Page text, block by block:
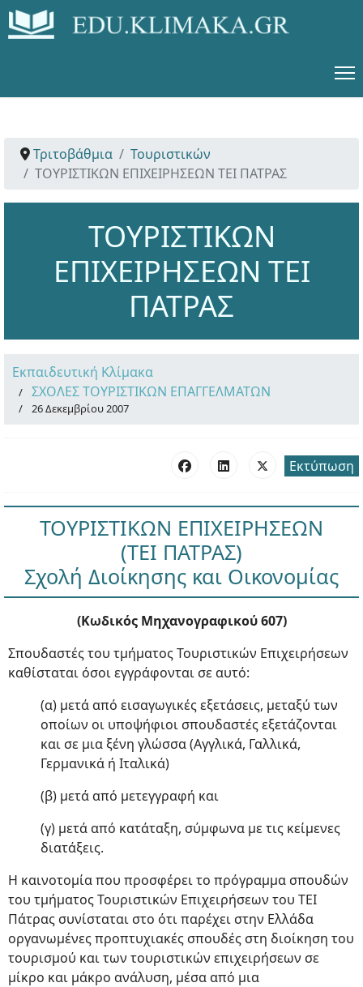
Τριτοβάθμια
Τουριστικών
ΤΟΥΡΙΣΤΙΚΩΝ ΕΠΙΧΕΙΡΗΣΕΩΝ ΤΕΙ ΠΑΤΡΑΣ
ΤΟΥΡΙΣΤΙΚΩΝ
ΕΠΙΧΕΙΡΗΣΕΩΝ ΤΕΙ
ΠΑΤΡΑΣ
Εκπαιδευτική Κλίμακα
ΣΧΟΛΕΣ ΤΟΥΡΙΣΤΙΚΩΝ ΕΠΑΓΓΕΛΜΑΤΩΝ
26 Δεκεμβρίου 2007
Εκτύπωση
ΤΟΥΡΙΣΤΙΚΩΝ ΕΠΙΧΕΙΡΗΣΕΩΝ
(ΤΕΙ ΠΑΤΡΑΣ)
Σχολή Διοίκησης και Οικονομίας
(Κωδικός Μηχανογραφικού 607)
Σπουδαστές του τμήματος Τουριστικών Επιχειρήσεων
καθίσταται όσοι εγγράφονται σε αυτό:
(α) μετά από εισαγωγικές εξετάσεις, μεταξύ των
οποίων οι υποψήφιοι σπουδαστές εξετάζονται
και σε μια ξένη γλώσσα (Αγγλικά, Γαλλικά,
Γερμανικά ή Ιταλικά)
(β) μετά από μετεγγραφή και
(γ) μετά από κατάταξη, σύμφωνα με τις κείμενες
διατάξεις.
Η καινοτομία που προσφέρει το πρόγραμμα σπουδών
του τμήματος Τουριστικών Επιχειρήσεων του ΤΕΙ
Πάτρας συνίσταται στο ότι παρέχει στην Ελλάδα
οργανωμένες προπτυχιακές σπουδές στη διοίκηση του
τουρισμού και των τουριστικών επιχειρήσεων σε
μίκρο και μάκρο ανάλυση, μέσα από μια